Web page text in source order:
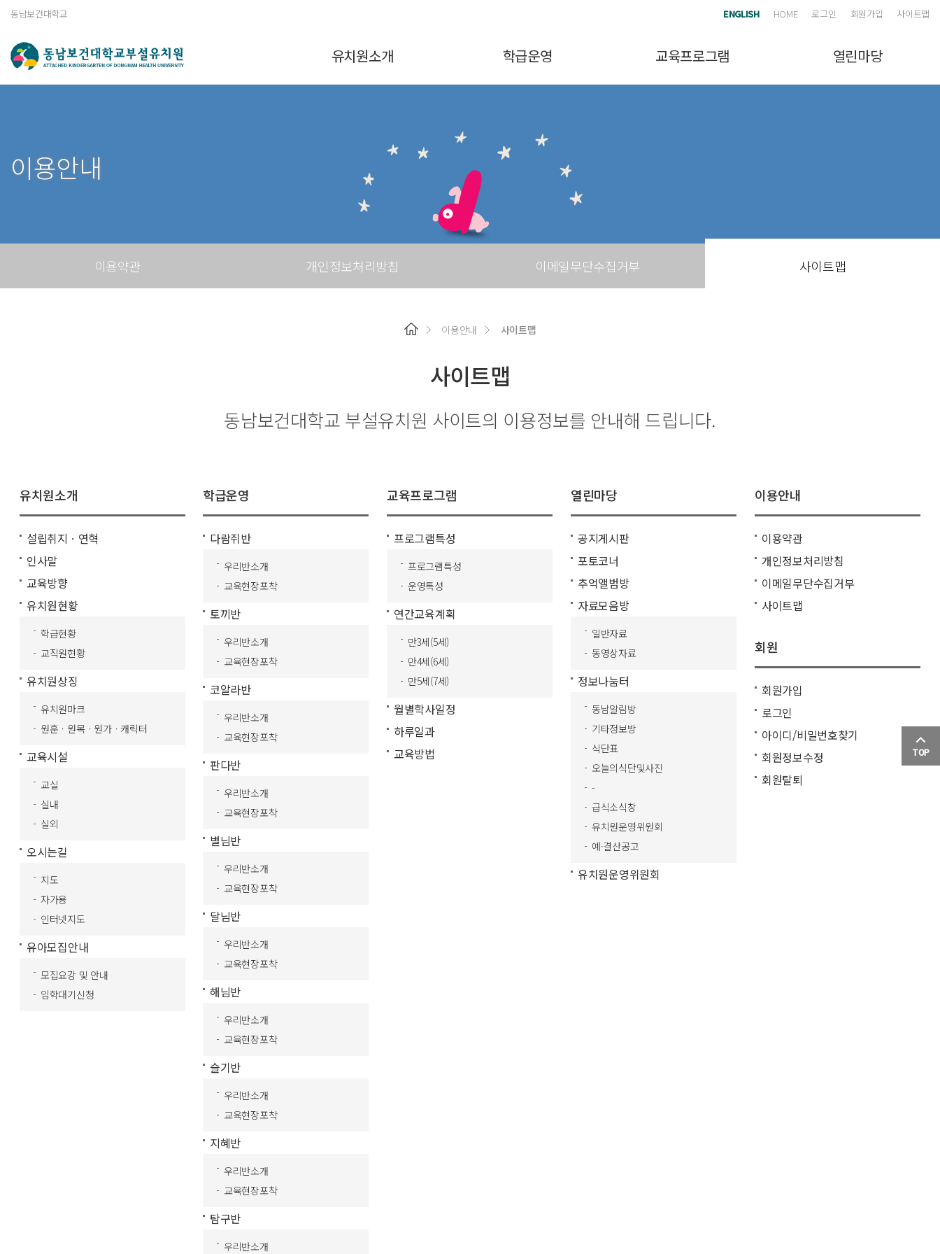
동남보건대학교 ENGLISH HOME 로그인 회원가입 사이트맵
유치원소개 학급운영 교육프로그램 열린마당
이용안내
이용약관 개인정보처리방침 이메일무단수집거부 사이트맵
이용안내 사이트맵
사이트맵
유치원소개
설립취지ㆍ연혁
인사말
교육방향
유치원현황
학급현황
교직원현황
유치원상징
유치원마크
원훈ㆍ원목ㆍ원가ㆍ캐릭터
교육시설
교실
실내
실외
오시는길
지도
자가용
인터넷지도
유아모집안내
모집요강 및 안내
입학대기신청
학급운영
다람쥐반
우리반소개
교육현장포착
토끼반
우리반소개
교육현장포착
코알라반
우리반소개
교육현장포착
판다반
우리반소개
교육현장포착
별님반
우리반소개
교육현장포착
달님반
우리반소개
교육현장포착
해님반
우리반소개
교육현장포착
슬기반
우리반소개
교육현장포착
지혜반
우리반소개
교육현장포착
탐구반
우리반소개
교육프로그램
프로그램특성
프로그램특성
운영특성
연간교육계획
만3세(5세)
만4세(6세)
만5세(7세)
월별학사일정
하루일과
교육방법
열린마당
공지게시판
포토코너
추억앨범방
자료모음방
일반자료
동영상자료
정보나눔터
동남알림방
기타정보방
식단표
오늘의식단및사진
-
급식소식창
유치원운영위원회
예·결산공고
유치원운영위원회
이용안내
이용약관
개인정보처리방침
이메일무단수집거부
사이트맵
회원
회원가입
로그인
아이디/비밀번호찾기
회원정보수정
회원탈퇴
TOP